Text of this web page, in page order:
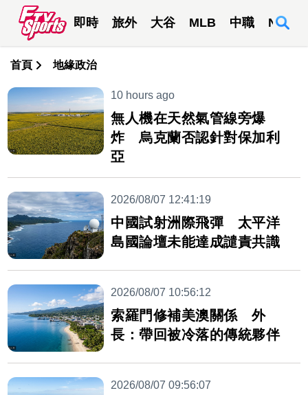
即時 旅外 大谷 MLB 中職 NBA
首頁 地緣政治
10 hours ago
無人機在天然氣管線旁爆
炸 烏克蘭否認針對保加利
亞
2026/08/07 12:41:19
中國試射洲際飛彈 太平洋
島國論壇未能達成譴責共識
2026/08/07 10:56:12
索羅門修補美澳關係 外
長：帶回被冷落的傳統夥伴
2026/08/07 09:56:07